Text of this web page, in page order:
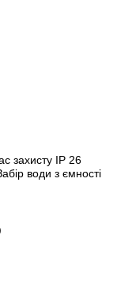
захисту IP 26
води з ємності